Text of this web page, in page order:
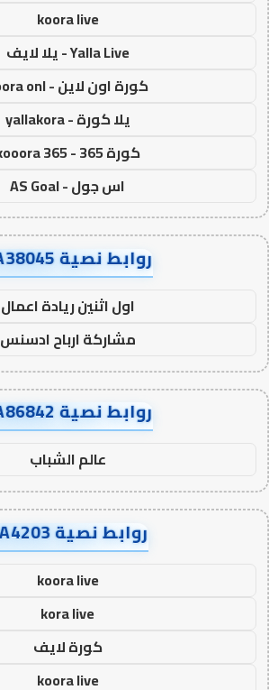
koora live
Yalla Live - يلا لايف
كورة اون لاين - koora onl
يلا كورة - yallakora
كورة 365 - kooora 365
اس جول - AS Goal
روابط نصية AA38045
اول اثنين ريادة اعمال
مشاركة ارباح ادسنس
روابط نصية AA86842
عالم الشباب
روابط نصية AA4203
koora live
kora live
كورة لايف
koora live